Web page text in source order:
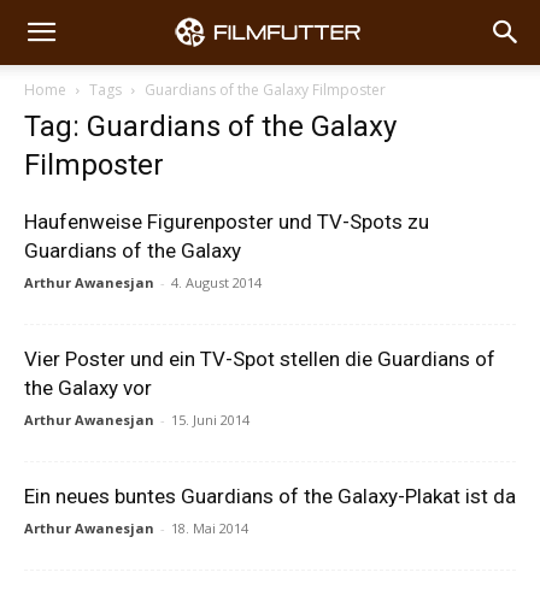
Home Tags Guardians of the Galaxy Filmposter
Tag: Guardians of the Galaxy
Filmposter
Haufenweise Figurenposter und TV-Spots zu
Guardians of the Galaxy
Arthur Awanesjan - 4. August 2014
Vier Poster und ein TV-Spot stellen die Guardians of
the Galaxy vor
Arthur Awanesjan - 15. Juni 2014
Ein neues buntes Guardians of the Galaxy-Plakat ist da
Arthur Awanesjan - 18. Mai 2014